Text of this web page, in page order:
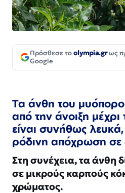
Πρόσθεσε τοolympia.grως
Google
Τα άνθη του
από την άνοιξη μέχρι
είναι συνήθως
ρόδινη απόχρωση σε
Στη συνέχεια, τα άνθη
σε μικρούς καρπούς
χρώματος.